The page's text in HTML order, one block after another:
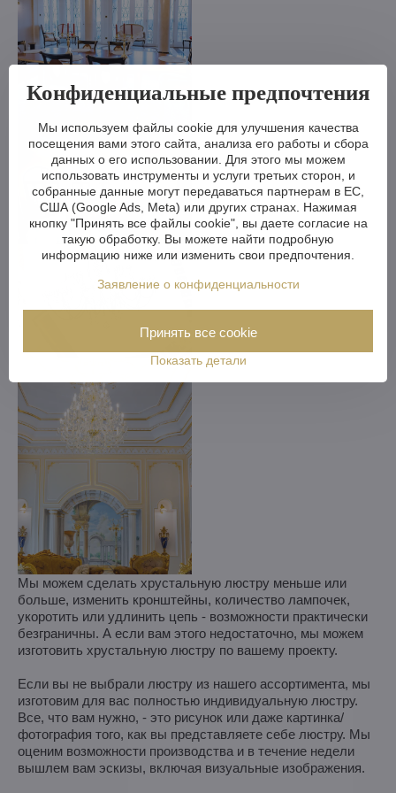
Мы можем сделать хрустальную люстру меньше или
больше, изменить кронштейны, количество лампочек,
укоротить или удлинить цепь - возможности практически
безграничны. А если вам этого недостаточно, мы можем
изготовить хрустальную люстру по вашему проекту.
Если вы не выбрали люстру из нашего ассортимента, мы
изготовим для вас полностью индивидуальную люстру.
Все, что вам нужно, - это рисунок или даже картинка/
фотография того, как вы представляете себе люстру. Мы
оценим возможности производства и в течение недели
вышлем вам эскизы, включая визуальные изображения.
Конфиденциальные предпочтения
Мы используем файлы cookie для улучшения качества
посещения вами этого сайта, анализа его работы и сбора
данных о его использовании. Для этого мы можем
использовать инструменты и услуги третьих сторон, и
собранные данные могут передаваться партнерам в ЕС,
США (Google Ads, Meta) или других странах. Нажимая
кнопку "Принять все файлы cookie", вы даете согласие на
такую обработку. Вы можете найти подробную
информацию ниже или изменить свои предпочтения.
Заявление о конфиденциальности
Показать детали
Принять все cookie